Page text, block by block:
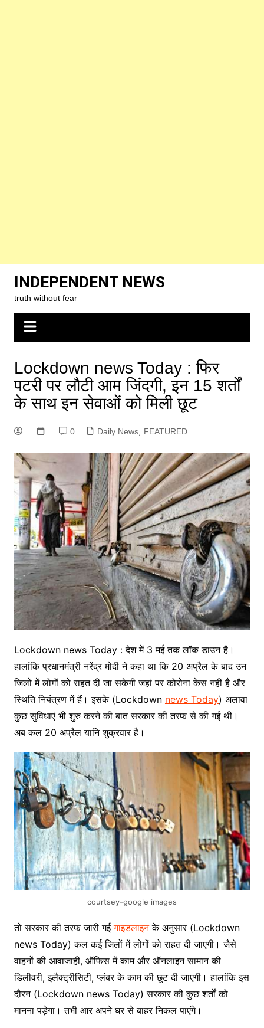
content
INDEPENDENT NEWS
truth without fear
Lockdown news Today : फिर
पटरी पर लौटी आम जिंदगी, इन 15 शर्तों
के साथ इन सेवाओं को मिली छूट
0 Daily News, FEATURED
Lockdown news Today : देश में 3 मई तक लॉक डाउन है।
हालांकि प्रधानमंत्री नरेंद्र मोदी ने कहा था कि 20 अप्रैल के बाद उन
जिलों में लोगों को राहत दी जा सकेगी जहां पर कोरोना केस नहीं है और
स्थिति नियंत्रण में हैं। इसके (Lockdown news Today) अलावा
कुछ सुविधाएं भी शुरु करने की बात सरकार की तरफ से की गई थी।
अब कल 20 अप्रैल यानि शुक्रवार है।
courtsey-google images
तो सरकार की तरफ जारी गईगाइडलाइनके अनुसार (Lockdown
news Today) कल कई जिलों में लोगों को राहत दी जाएगी। जैसे
वाहनों की आवाजाही, ऑफिस में काम और ऑनलाइन सामान की
डिलीवरी, इलैक्ट्रीसिटी, प्लंबर के काम की छूट दी जाएगी। हालांकि इस
दौरन (Lockdown news Today) सरकार की कुछ शर्तों को
मानना पड़ेगा। तभी आर अपने घर से बाहर निकल पाएंगे।